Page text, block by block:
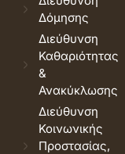
Δόμησης
Διεύθυνση
Καθαριότητας
&
Ανακύκλωσης
Διεύθυνση
Κοινωνικής
Προστασίας,